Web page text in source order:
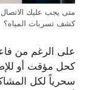
متى يجب عليك
كشف تسربات المياه؟
على الرغم من
كحل مؤقت أو
سحرياً لكل